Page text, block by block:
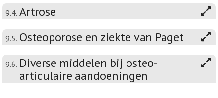
9.4. Artrose
9.5. Osteoporose en ziekte van Paget
9.6. Diverse middelen bij osteo-
articulaire aandoeningen